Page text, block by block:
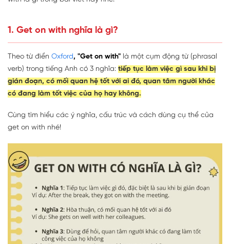
1. Get on with nghĩa là gì?
Theo từ điển Oxford, "Get on with" là một cụm động từ (phrasal
verb) trong tiếng Anh có 3 nghĩa: tiếp tục làm việc gì sau khi bị
gián đoạn, có mối quan hệ tốt với ai đó, quan tâm người khác
có đang làm tốt việc của họ hay không.
Cùng tìm hiểu các ý nghĩa, cấu trúc và cách dùng cụ thể của
get on with nhé!